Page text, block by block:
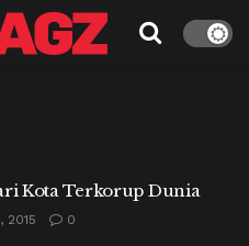
Kota Terkorup Dunia
2015 0